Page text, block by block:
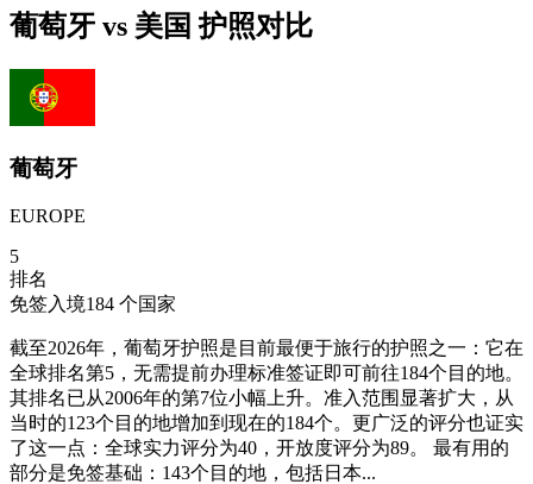
葡萄牙 vs 美国 护照对比
葡萄牙
EUROPE
5
排名
免签入境184 个国家
截至2026年，葡萄牙护照是目前最便于旅行的护照之一：它在
全球排名第5，无需提前办理标准签证即可前往184个目的地。
其排名已从2006年的第7位小幅上升。准入范围显著扩大，从
当时的123个目的地增加到现在的184个。更广泛的评分也证实
了这一点：全球实力评分为40，开放度评分为89。 最有用的
部分是免签基础：143个目的地，包括日本...